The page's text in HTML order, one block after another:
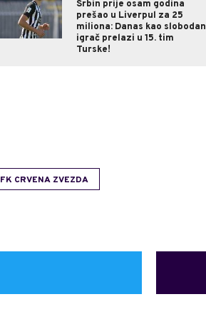
Srbin prije osam godina
prešao u Liverpul za 25
miliona: Danas kao slobodan
igrač prelazi u 15. tim
Turske!
FK CRVENA ZVEZDA